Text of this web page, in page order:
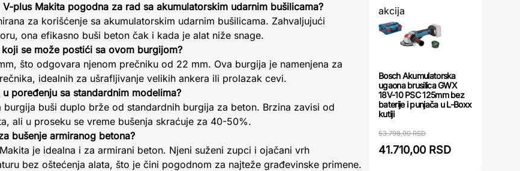
plus Makita pogodna za rad sa akumulatorskim udarnim bušilicama?
za korišćenje sa akumulatorskim udarnim bušilicama. Zahvaljujući
ona efikasno buši beton čak i kada je alat niže snage.
se može postići sa ovom burgijom?
što odgovara njenom prečniku od 22 mm. Ova burgija je namenjena za
idealnih za ušrafljivanje velikih ankera ili prolazak cevi.
poređenju sa standardnim modelima?
burgija buši duplo brže od standardnih burgija za beton. Brzina zavisi od
ali u proseku se vreme bušenja skraćuje za 40-50%.
bušenje armiranog betona?
je idealna i za armirani beton. Njeni suženi zupci i ojačani vrh
bez oštećenja alata, što je čini pogodnom za najteže građevinske primene.
akcija
Bosch Akumulatorska
ugaona brusilica GWX
18V-10 PSC 125mm bez
baterije i punjača u L-Boxx
kutiji
53.798,00 RSD
41.710,00 RSD